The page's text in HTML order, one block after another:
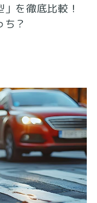
を徹底比較！
？